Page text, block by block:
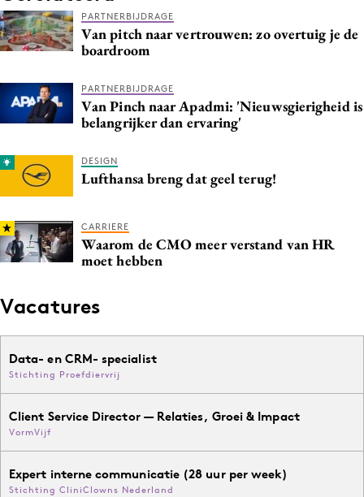
PARTNERBIJDRAGE
Van pitch naar vertrouwen: zo overtuig je de
boardroom
PARTNERBIJDRAGE
Van Pinch naar Apadmi: 'Nieuwsgierigheid is
belangrijker dan ervaring'
DESIGN
Lufthansa breng dat geel terug!
CARRIERE
Waarom de CMO meer verstand van HR
moet hebben
Vacatures
Data- en CRM- specialist
Stichting Proefdiervrij
Client Service Director — Relaties, Groei & Impact
VormVijf
Expert interne communicatie (28 uur per week)
Stichting CliniClowns Nederland